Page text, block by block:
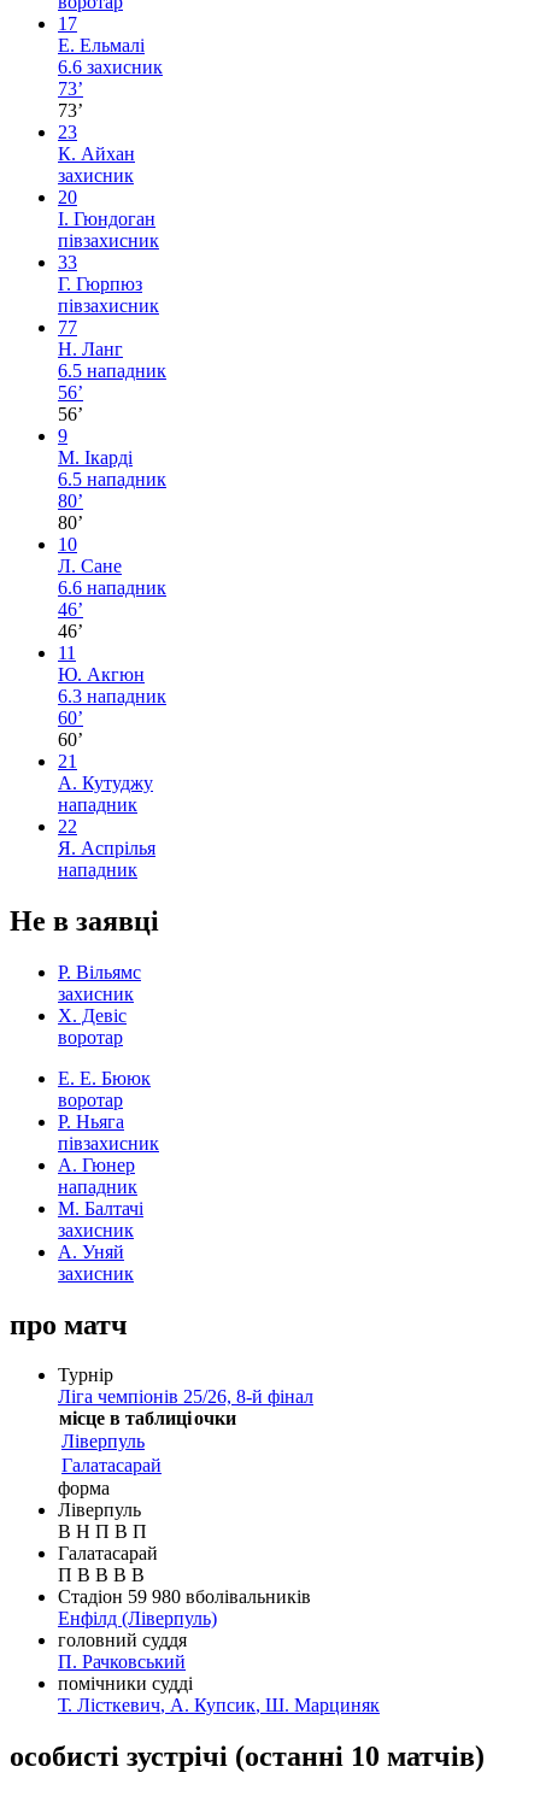
17
Е. Ельмалі
6.6 захисник
73’
73’
23
К. Айхан
захисник
20
І. Гюндоган
півзахисник
33
Г. Гюрпюз
півзахисник
77
Н. Ланг
6.5 нападник
56’
56’
9
М. Ікарді
6.5 нападник
80’
80’
10
Л. Сане
6.6 нападник
46’
46’
11
Ю. Акгюн
6.3 нападник
60’
60’
21
А. Кутуджу
нападник
22
Я. Аспрілья
нападник
Не в заявці
Р. Вільямс
захисник
Х. Девіс
воротар
Е. Е. Бююк
воротар
Р. Ньяга
півзахисник
А. Гюнер
нападник
М. Балтачі
захисник
А. Уняй
захисник
про матч
Турнір
Ліга чемпіонів 25/26, 8-й фінал
місце в таблиціочки
Ліверпуль
Галатасарай
форма
Ліверпуль
В Н П В П
Галатасарай
П В В В В
Стадіон 59 980 вболівальників
Енфілд (Ліверпуль)
головний суддя
П. Рачковський
помічники судді
Т. Лісткевич, А. Купсик, Ш. Марциняк
особисті зустрічі (останні 10 матчів)